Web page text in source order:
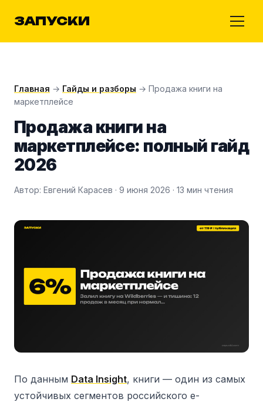
ЗАПУСКИ
Главная → Гайды и разборы → Продажа книги на
маркетплейсе
Продажа книги на
маркетплейсе: полный гайд
2026
Автор: Евгений Карасев · 9 июня 2026 · 13 мин чтения
По данным Data Insight, книги — один из самых
устойчивых сегментов российского e-